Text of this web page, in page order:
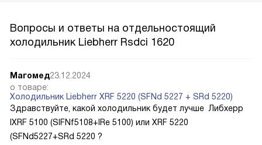
Вопросы и ответы на отдельностоящий
холодильник Liebherr Rsdci 1620
Магомед23.12.2024
о товаре:
Холодильник Liebherr XRF 5220 (SFNd 5227 + SRd 5220)
Здравствуйте, какой холодильник будет лучше Либхерр
IXRF 5100 (SIFNf5108+IRe 5100) или XRF 5220
(SFNd5227+SRd 5220 ?